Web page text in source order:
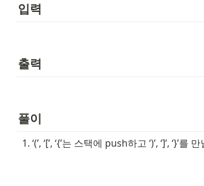
입력
출력
풀이
‘(’, ‘[’, ‘{’는 스택에 push하고 ‘)’, ‘]’, ‘}’를